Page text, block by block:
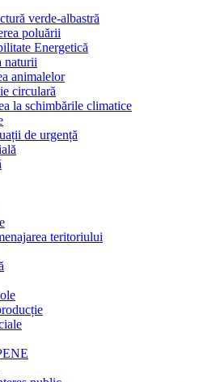
verde-albastră
poluării
Energetică
naturii
animalelor
circulară
la schimbările climatice
de urgență
teritoriului